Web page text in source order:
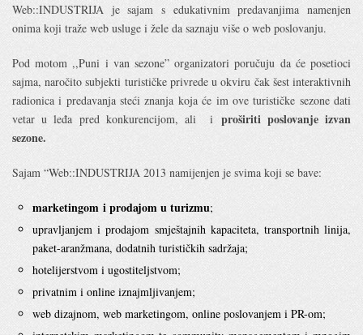
Web::INDUSTRIJA je sajam s edukativnim predavanjima namenjen
onima koji traže web usluge i žele da saznaju više o web poslovanju.
Pod motom ,,Puni i van sezone” organizatori poručuju da će posetioci
sajma, naročito subjekti turističke privrede u okviru čak šest interaktivnih
radionica i predavanja steći znanja koja će im ove turističke sezone dati
vetar u leđa pred konkurencijom, ali i proširiti poslovanje izvan
sezone.
Sajam “Web::INDUSTRIJA 2013 namijenjen je svima koji se bave:
marketingom i prodajom u turizmu;
upravljanjem i prodajom smještajnih kapaciteta, transportnih linija,
paket-aranžmana, dodatnih turističkih sadržaja;
hotelijerstvom i ugostiteljstvom;
privatnim i online iznajmljivanjem;
web dizajnom, web marketingom, online poslovanjem i PR-om;